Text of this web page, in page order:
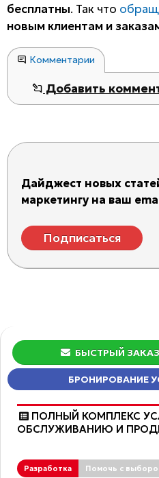
бесплатны. Так что
новым клиентам и
Комментарии
Добавить
Дайджест новых
маркетингу на ваш
Подписаться
БЫСТРЫЙ ЗАКАЗ
БРОНИРОВАНИЕ
ПОЛНЫЙ КОМПЛЕКС
ОБCЛУЖИВАНИЮ И
Разработка Помочь с